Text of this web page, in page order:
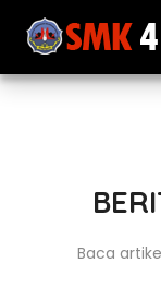
Baca